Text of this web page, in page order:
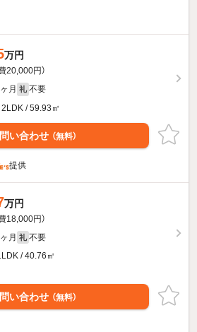
万円
20,000円）
月 礼 不要
/ 59.93㎡
い合わせ （無料）
提供
万円
18,000円）
月 礼 不要
/ 40.76㎡
い合わせ （無料）